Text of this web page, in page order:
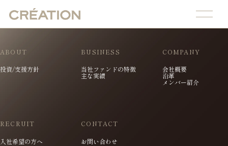
ABOUT
投資/支援方針
BUSINESS
当社ファンドの特徴
主な実績
COMPANY
会社概要
沿革
メンバー紹介
RECRUIT
入社希望の方へ
CONTACT
お問い合わせ